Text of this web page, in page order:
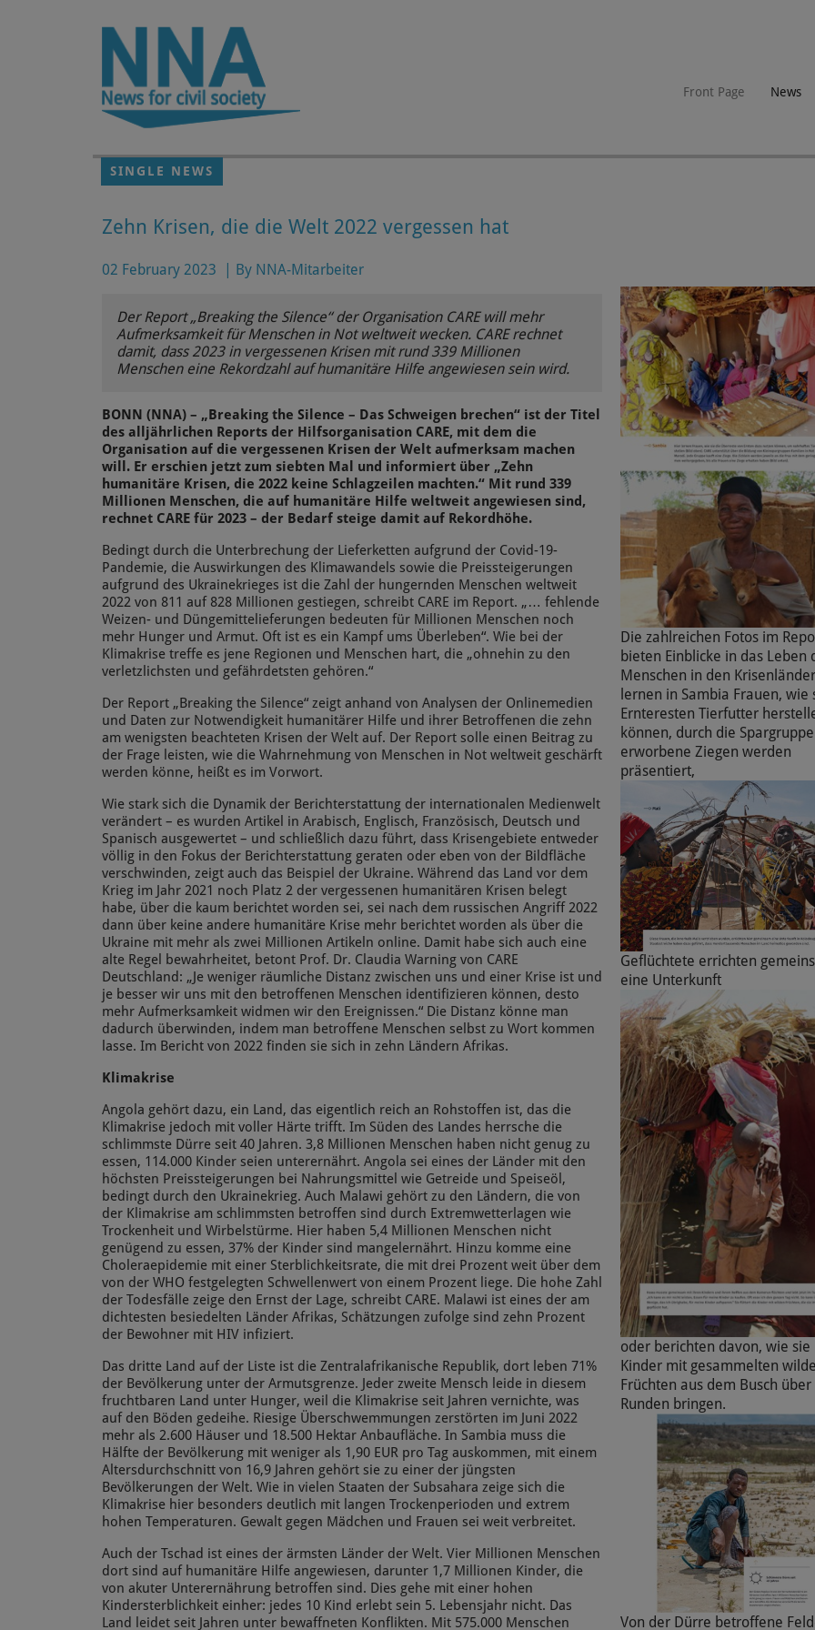
Front Page News
SINGLE NEWS
Zehn Krisen, die die Welt 2022 vergessen hat
02 February 2023 By NNA-Mitarbeiter
Der Report „Breaking the Silence“ der Organisation CARE will mehr
Aufmerksamkeit für Menschen in Not weltweit wecken. CARE rechnet
damit, dass 2023 in vergessenen Krisen mit rund 339 Millionen
Menschen eine Rekordzahl auf humanitäre Hilfe angewiesen sein wird.
BONN (NNA) – „Breaking the Silence – Das Schweigen brechen“ ist der Titel
des alljährlichen Reports der Hilfsorganisation CARE, mit dem die
Organisation auf die vergessenen Krisen der Welt aufmerksam machen
will. Er erschien jetzt zum siebten Mal und informiert über „Zehn
humanitäre Krisen, die 2022 keine Schlagzeilen machten.“ Mit rund 339
Millionen Menschen, die auf humanitäre Hilfe weltweit angewiesen sind,
rechnet CARE für 2023 – der Bedarf steige damit auf Rekordhöhe.
Bedingt durch die Unterbrechung der Lieferketten aufgrund der Covid-19-
Pandemie, die Auswirkungen des Klimawandels sowie die Preissteigerungen
aufgrund des Ukrainekrieges ist die Zahl der hungernden Menschen weltweit
2022 von 811 auf 828 Millionen gestiegen, schreibt CARE im Report. „… fehlende
Weizen- und Düngemittelieferungen bedeuten für Millionen Menschen noch
mehr Hunger und Armut. Oft ist es ein Kampf ums Überleben“. Wie bei der
Klimakrise treffe es jene Regionen und Menschen hart, die „ohnehin zu den
verletzlichsten und gefährdetsten gehören.“
Der Report „Breaking the Silence“ zeigt anhand von Analysen der Onlinemedien
und Daten zur Notwendigkeit humanitärer Hilfe und ihrer Betroffenen die zehn
am wenigsten beachteten Krisen der Welt auf. Der Report solle einen Beitrag zu
der Frage leisten, wie die Wahrnehmung von Menschen in Not weltweit geschärft
werden könne, heißt es im Vorwort.
Wie stark sich die Dynamik der Berichterstattung der internationalen Medienwelt
verändert – es wurden Artikel in Arabisch, Englisch, Französisch, Deutsch und
Spanisch ausgewertet – und schließlich dazu führt, dass Krisengebiete entweder
völlig in den Fokus der Berichterstattung geraten oder eben von der Bildfläche
verschwinden, zeigt auch das Beispiel der Ukraine. Während das Land vor dem
Krieg im Jahr 2021 noch Platz 2 der vergessenen humanitären Krisen belegt
habe, über die kaum berichtet worden sei, sei nach dem russischen Angriff 2022
dann über keine andere humanitäre Krise mehr berichtet worden als über die
Ukraine mit mehr als zwei Millionen Artikeln online. Damit habe sich auch eine
alte Regel bewahrheitet, betont Prof. Dr. Claudia Warning von CARE
Deutschland: „Je weniger räumliche Distanz zwischen uns und einer Krise ist und
je besser wir uns mit den betroffenen Menschen identifizieren können, desto
mehr Aufmerksamkeit widmen wir den Ereignissen.“ Die Distanz könne man
dadurch überwinden, indem man betroffene Menschen selbst zu Wort kommen
lasse. Im Bericht von 2022 finden sie sich in zehn Ländern Afrikas.
Klimakrise
Angola gehört dazu, ein Land, das eigentlich reich an Rohstoffen ist, das die
Klimakrise jedoch mit voller Härte trifft. Im Süden des Landes herrsche die
schlimmste Dürre seit 40 Jahren. 3,8 Millionen Menschen haben nicht genug zu
essen, 114.000 Kinder seien unterernährt. Angola sei eines der Länder mit den
höchsten Preissteigerungen bei Nahrungsmittel wie Getreide und Speiseöl,
bedingt durch den Ukrainekrieg. Auch Malawi gehört zu den Ländern, die von
der Klimakrise am schlimmsten betroffen sind durch Extremwetterlagen wie
Trockenheit und Wirbelstürme. Hier haben 5,4 Millionen Menschen nicht
genügend zu essen, 37% der Kinder sind mangelernährt. Hinzu komme eine
Choleraepidemie mit einer Sterblichkeitsrate, die mit drei Prozent weit über dem
von der WHO festgelegten Schwellenwert von einem Prozent liege. Die hohe Zahl
der Todesfälle zeige den Ernst der Lage, schreibt CARE. Malawi ist eines der am
dichtesten besiedelten Länder Afrikas, Schätzungen zufolge sind zehn Prozent
der Bewohner mit HIV infiziert.
Das dritte Land auf der Liste ist die Zentralafrikanische Republik, dort leben 71%
der Bevölkerung unter der Armutsgrenze. Jeder zweite Mensch leide in diesem
fruchtbaren Land unter Hunger, weil die Klimakrise seit Jahren vernichte, was
auf den Böden gedeihe. Riesige Überschwemmungen zerstörten im Juni 2022
mehr als 2.600 Häuser und 18.500 Hektar Anbaufläche. In Sambia muss die
Hälfte der Bevölkerung mit weniger als 1,90 EUR pro Tag auskommen, mit einem
Altersdurchschnitt von 16,9 Jahren gehört sie zu einer der jüngsten
Bevölkerungen der Welt. Wie in vielen Staaten der Subsahara zeige sich die
Klimakrise hier besonders deutlich mit langen Trockenperioden und extrem
hohen Temperaturen. Gewalt gegen Mädchen und Frauen sei weit verbreitet.
Auch der Tschad ist eines der ärmsten Länder der Welt. Vier Millionen Menschen
dort sind auf humanitäre Hilfe angewiesen, darunter 1,7 Millionen Kinder, die
von akuter Unterernährung betroffen sind. Dies gehe mit einer hohen
Kindersterblichkeit einher: jedes 10 Kind erlebt sein 5. Lebensjahr nicht. Das
Land leidet seit Jahren unter bewaffneten Konflikten. Mit 575.000 Menschen
Die zahlreichen Fotos im
bieten Einblicke in das Leben
Menschen in den
lernen in Sambia Frauen, wie
Ernteresten Tierfutter
können, durch die
erworbene Ziegen werden
präsentiert,
Geflüchtete errichten
eine Unterkunft
oder berichten davon, wie sie
Kinder mit gesammelten
Früchten aus dem Busch
Runden bringen.
Von der Dürre betroffene